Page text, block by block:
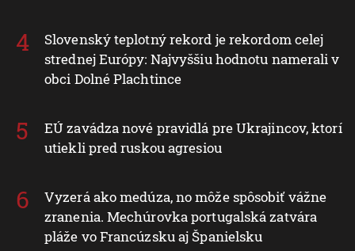
Slovenský teplotný rekord je rekordom celej
strednej Európy: Najvyššiu hodnotu namerali v
obci Dolné Plachtince
EÚ zavádza nové pravidlá pre Ukrajincov, ktorí
utiekli pred ruskou agresiou
Vyzerá ako medúza, no môže spôsobiť vážne
zranenia. Mechúrovka portugalská zatvára
pláže vo Francúzsku aj Španielsku